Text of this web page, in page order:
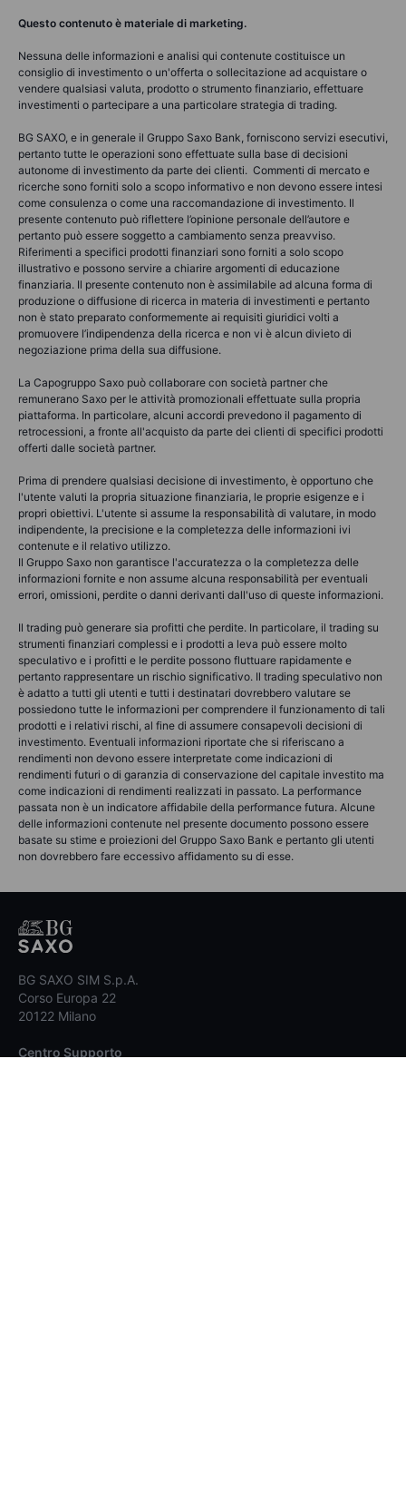
Questo contenuto è materiale di marketing.
Nessuna delle informazioni e analisi qui contenute costituisce un
consiglio di investimento o un'offerta o sollecitazione ad acquistare o
vendere qualsiasi valuta, prodotto o strumento finanziario, effettuare
investimenti o partecipare a una particolare strategia di trading.
BG SAXO, e in generale il Gruppo Saxo Bank, forniscono servizi esecutivi,
pertanto tutte le operazioni sono effettuate sulla base di decisioni
autonome di investimento da parte dei clienti. Commenti di mercato e
ricerche sono forniti solo a scopo informativo e non devono essere intesi
come consulenza o come una raccomandazione di investimento. Il
presente contenuto può riflettere l’opinione personale dell’autore e
pertanto può essere soggetto a cambiamento senza preavviso.
Riferimenti a specifici prodotti finanziari sono forniti a solo scopo
illustrativo e possono servire a chiarire argomenti di educazione
finanziaria. Il presente contenuto non è assimilabile ad alcuna forma di
produzione o diffusione di ricerca in materia di investimenti e pertanto
non è stato preparato conformemente ai requisiti giuridici volti a
promuovere l’indipendenza della ricerca e non vi è alcun divieto di
negoziazione prima della sua diffusione.
La Capogruppo Saxo può collaborare con società partner che
remunerano Saxo per le attività promozionali effettuate sulla propria
piattaforma. In particolare, alcuni accordi prevedono il pagamento di
retrocessioni, a fronte all'acquisto da parte dei clienti di specifici prodotti
offerti dalle società partner.
Prima di prendere qualsiasi decisione di investimento, è opportuno che
l'utente valuti la propria situazione finanziaria, le proprie esigenze e i
propri obiettivi. L'utente si assume la responsabilità di valutare, in modo
indipendente, la precisione e la completezza delle informazioni ivi
contenute e il relativo utilizzo.
Il Gruppo Saxo non garantisce l'accuratezza o la completezza delle
informazioni fornite e non assume alcuna responsabilità per eventuali
errori, omissioni, perdite o danni derivanti dall'uso di queste informazioni.
Il trading può generare sia profitti che perdite. In particolare, il trading su
strumenti finanziari complessi e i prodotti a leva può essere molto
speculativo e i profitti e le perdite possono fluttuare rapidamente e
pertanto rappresentare un rischio significativo. Il trading speculativo non
è adatto a tutti gli utenti e tutti i destinatari dovrebbero valutare se
possiedono tutte le informazioni per comprendere il funzionamento di tali
prodotti e i relativi rischi, al fine di assumere consapevoli decisioni di
investimento. Eventuali informazioni riportate che si riferiscano a
rendimenti non devono essere interpretate come indicazioni di
rendimenti futuri o di garanzia di conservazione del capitale investito ma
come indicazioni di rendimenti realizzati in passato. La performance
passata non è un indicatore affidabile della performance futura. Alcune
delle informazioni contenute nel presente documento possono essere
basate su stime e proiezioni del Gruppo Saxo Bank e pertanto gli utenti
non dovrebbero fare eccessivo affidamento su di esse.
BG SAXO SIM S.p.A.
Corso Europa 22
20122 Milano
Centro Supporto